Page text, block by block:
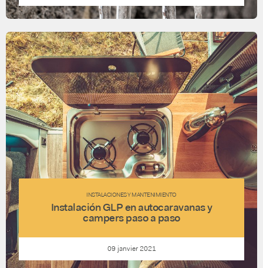
INSTALACIONES Y MANTENIMIENTO
Instalación GLP en autocaravanas y
campers paso a paso
09 janvier 2021